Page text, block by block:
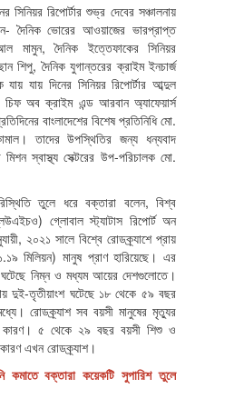
সিনিয়র রিপোর্টার শুভ্র দেবের সঞ্চালনায়
দৈনিক ভোরের আওয়াজের ভারপ্রাপ্ত
মামুন, দৈনিক ইত্তেফাকের সিনিয়র
শিপু, দৈনিক যুগান্তরের ক্রাইম ইনচার্জ
যায় দিনের সিনিয়র রিপোর্টার আব্দুল
অব ক্রাইম এন্ড আরবান অ্যাফেয়ার্স
বাংলাদেশের বিশেষ প্রতিনিধি মো.
তাদের উপস্থিতির জন্য ধন্যবাদ
মিশন স্বাস্থ্য সেক্টরের উপ-পরিচালক মো.
তুলে ধরে বক্তারা বলেন, বিশ্ব
গ্লোবাল স্ট্যাটাস রিপোর্ট অন
২০২১ সালে বিশ্বে রোডক্র্যাশে প্রায়
মিলিয়ন) মানুষ প্রাণ হারিয়েছে। এর
নিম্ন ও মধ্যম আয়ের দেশগুলোতে।
দুই-তৃতীয়াংশ ঘটেছে ১৮ থেকে ৫৯ বছর
রোডক্র্যাশ সব বয়সী মানুষের মৃত্যুর
কারণ। ৫ থেকে ২৯ বছর বয়সী শিশু ও
এখন রোডক্র্যাশ।
কমাতে বক্তারা কয়েকটি সুপারিশ তুলে